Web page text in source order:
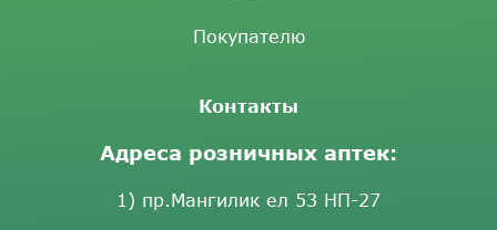
Покупателю
Контакты
Адреса розничных аптек:
1) пр.Мангилик ел 53 НП-27